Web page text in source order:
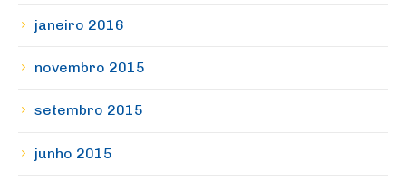
janeiro 2016
novembro 2015
setembro 2015
junho 2015